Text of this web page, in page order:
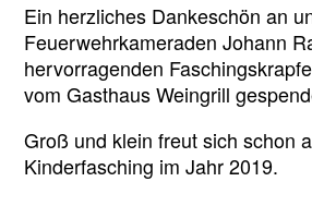
Ein herzliches Dankeschön an
Feuerwehrkameraden Johann
hervorragenden
vom Gasthaus Weingrill
Groß und klein freut sich schon
Kinderfasching im Jahr 2019.